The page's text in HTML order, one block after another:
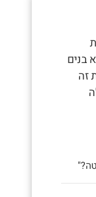
בנים
זה